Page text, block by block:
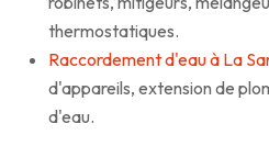
thermostatiques.
Raccordement d'eau à La
d'appareils, extension de
d'eau.